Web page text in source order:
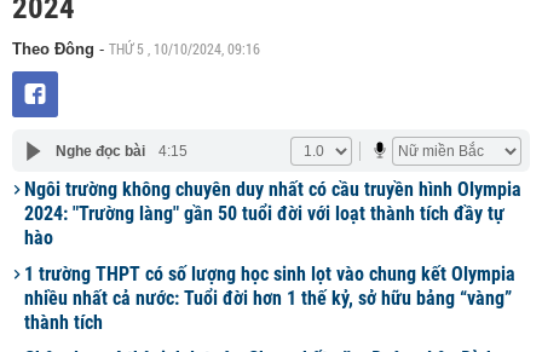
2024
Theo Đông - THỨ 5 , 10/10/2024, 09:16
Nghe đọc bài 4:15
Ngôi trường không chuyên duy nhất có cầu truyền hình Olympia
2024: "Trường làng" gần 50 tuổi đời với loạt thành tích đầy tự
hào
1 trường THPT có số lượng học sinh lọt vào chung kết Olympia
nhiều nhất cả nước: Tuổi đời hơn 1 thế kỷ, sở hữu bảng “vàng”
thành tích